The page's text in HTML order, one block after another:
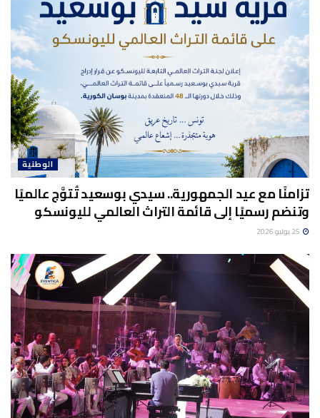
الوطنية
تزامنًا مع عيد الجمهورية.. سيدي بوسعيد تُتوَّج عالميًا
وتنضم رسميًا إلى قائمة التراث العالمي لليونسكو